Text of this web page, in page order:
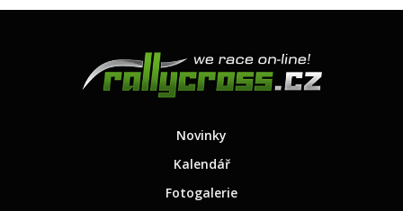
Novinky
Kalendář
Fotogalerie